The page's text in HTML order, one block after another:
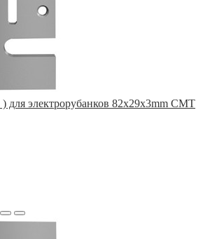
электрорубанков 82x29x3mm CMT